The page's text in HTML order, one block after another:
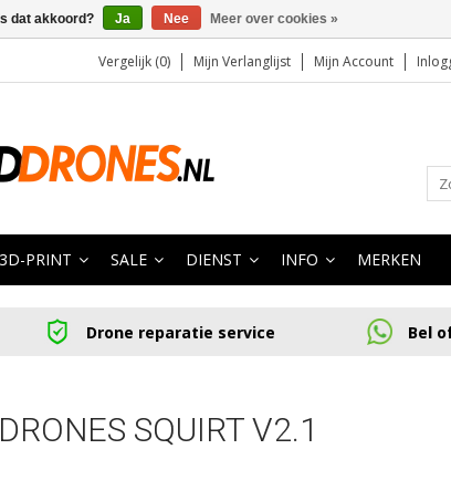
Vergelijk (0) Mijn Verlanglijst Mijn Account
3D-PRINT SALE DIENST INFO MERKEN
Drone reparatie service Bel
SQUIRT V2.1
dat akkoord? Ja Nee Meer over cookies »